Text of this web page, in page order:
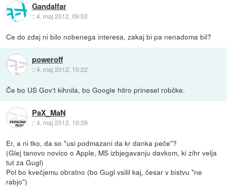
Gandalfar
::4. maj 2012, 09:53
Ce do zdaj ni bilo nobenega interesa, zakaj bi pa nenadoma bil?
poweroff
::4. maj 2012, 10:22
Če bo US Gov't kihnila, bo Google hitro prinesel robčke.
PaX_MaN
::4. maj 2012, 10:39
Er, a ni tko, da so "usi podmazani da kr danka peče"?
(Glej tanovo novico o Apple, MS izbjegavanju davkom, ki zihr velja
tut za Gugl)
Pol bo kvečjemu obratno (bo Gugl vsilil kaj, česar v bistvu "ne
rabjo")